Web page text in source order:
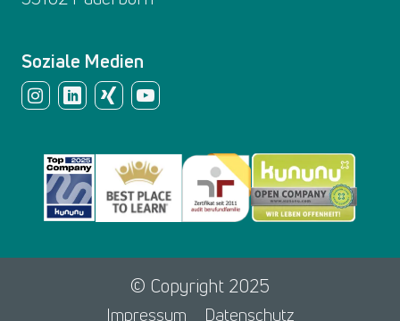
Soziale Medien
© Copyright 2025
Impressum Datenschutz